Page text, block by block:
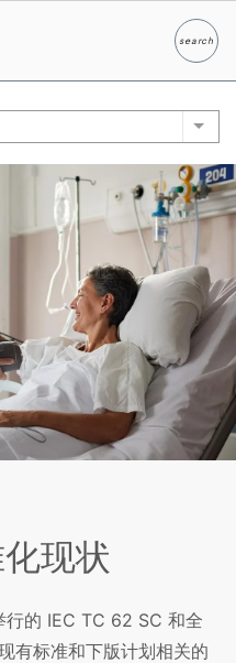
searchSearch
List
现状
行的 IEC TC 62 SC 和全
有标准和下版计划相关的